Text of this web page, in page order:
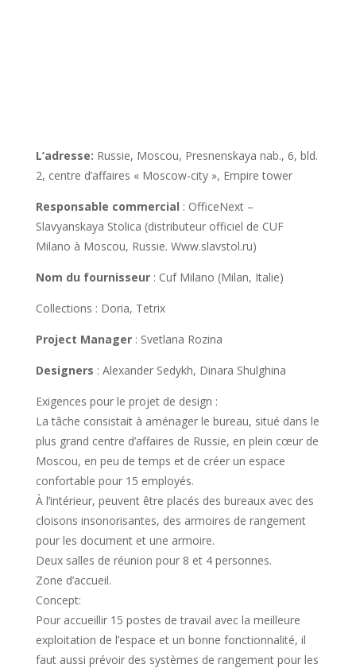
L’adresse: Russie, Moscou, Presnenskaya nab., 6, bld.
2, centre d’affaires « Moscow-city », Empire tower
Responsable commercial : OfficeNext –
Slavyanskaya Stolica (distributeur officiel de CUF
Milano à Moscou, Russie. Www.slavstol.ru)
Nom du fournisseur: Cuf Milano (Milan, Italie)
Collections : Doria, Tetrix
Project Manager: Svetlana Rozina
Designers : Alexander Sedykh, Dinara Shulghina
Exigences pour le projet de design :
La tâche consistait à aménager le bureau, situé dans le
plus grand centre d’affaires de Russie, en plein cœur de
Moscou, en peu de temps et de créer un espace
confortable pour 15 employés.
À l’intérieur, peuvent être placés des bureaux avec des
cloisons insonorisantes, des armoires de rangement
pour les document et une armoire.
Deux salles de réunion pour 8 et 4 personnes.
Zone d’accueil.
Concept:
Pour accueillir 15 postes de travail avec la meilleure
exploitation de l’espace et un bonne fonctionnalité, il
faut aussi prévoir des systèmes de rangement pour les